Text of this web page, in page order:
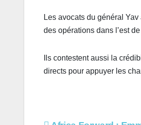
Les avocats du général
des opérations dans l’est
Ils contestent aussi la
directs pour appuyer les